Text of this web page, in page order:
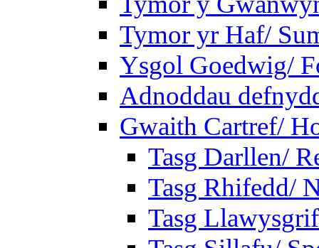
Tymor yr Haf/
Ysgol Goedwig/
Adnoddau
Gwaith Cartref/
Tasg Darllen/
Tasg Rhifedd/
Tasg